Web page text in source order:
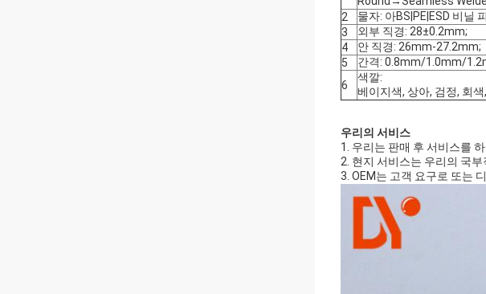
2
물자: 아BS|PE|ESD 비닐
3
외부 직경: 28±0.2mm;
4
안 직경: 26mm-27.2mm;
5
간격: 0.8mm/1.0mm/
6
색깔:
베이지색, 상아, 검정, 회
우리의 서비스
1. 우리는 판매 후 서비스를
2. 현지 서비스는 우리의 국
3. OEM는 고객 요구로 또는